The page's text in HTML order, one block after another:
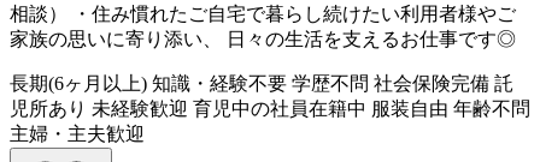
相談） ・住み慣れたご自宅で暮らし続けたい利用者様やご
家族の思いに寄り添い、 日々の生活を支えるお仕事です◎
長期(6ヶ月以上) 知識・経験不要 学歴不問 社会保険完備 託
児所あり 未経験歓迎 育児中の社員在籍中 服装自由 年齢不問
主婦・主夫歓迎